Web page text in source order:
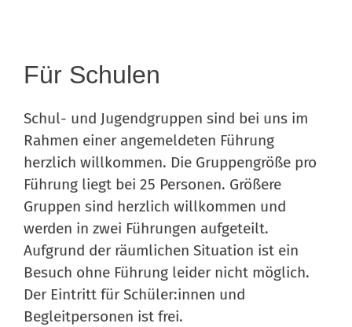
Für Schulen
Schul- und Jugendgruppen sind bei uns im
Rahmen einer angemeldeten Führung
herzlich willkommen. Die Gruppengröße pro
Führung liegt bei 25 Personen. Größere
Gruppen sind herzlich willkommen und
werden in zwei Führungen aufgeteilt.
Aufgrund der räumlichen Situation ist ein
Besuch ohne Führung leider nicht möglich.
Der Eintritt für Schüler:innen und
Begleitpersonen ist frei.